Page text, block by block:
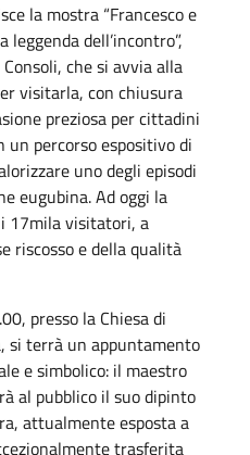
la mostra “Francesco e
leggenda dell’incontro”,
che si avvia alla
visitarla, con chiusura
preziosa per cittadini
percorso espositivo di
uno degli episodi
eugubina. Ad oggi la
17mila visitatori, a
riscosso e della qualità
presso la Chiesa di
si terrà un appuntamento
e simbolico: il maestro
al pubblico il suo dipinto
attualmente esposta a
trasferita